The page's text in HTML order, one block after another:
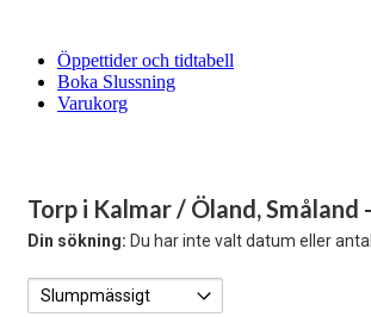
Öppettider och tidtabell
Boka Slussning
Varukorg
Torp i Kalmar / Öland, Småland
Din sökning: Du har inte valt datum eller